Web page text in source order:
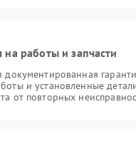
на работы и запчасти
документированная
и установленные
от повторных